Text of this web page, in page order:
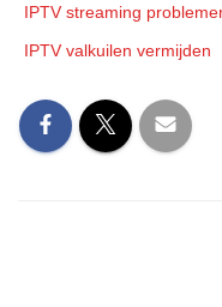
IPTV streaming
IPTV valkuilen vermijden